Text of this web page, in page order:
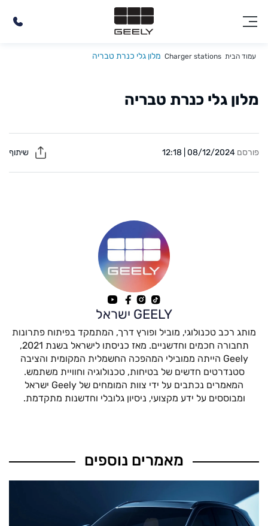
עמוד הבית Charger stations מלון גלי כנרת טבריה
מלון גלי כנרת טבריה
פורסם 08/12/2024 | 12:18
GEELY ישראל
מותג רכב טכנולוגי, מוביל ופורץ דרך, המתמקד בפיתוח פתרונות
תחבורה חכמים וחדשניים. מאז כניסתו לישראל בשנת 2021,
Geely הייתה ממובילי המהפכה החשמלית המקומית והציבה
סטנדרטים חדשים של בטיחות, טכנולוגיה וחוויית משתמש.
המאמרים נכתבים על ידי צוות המומחים של Geely ישראל
ומבוססים על ידע מקצועי, ניסיון גלובלי וחדשנות מתקדמת.
מאמרים נוספים